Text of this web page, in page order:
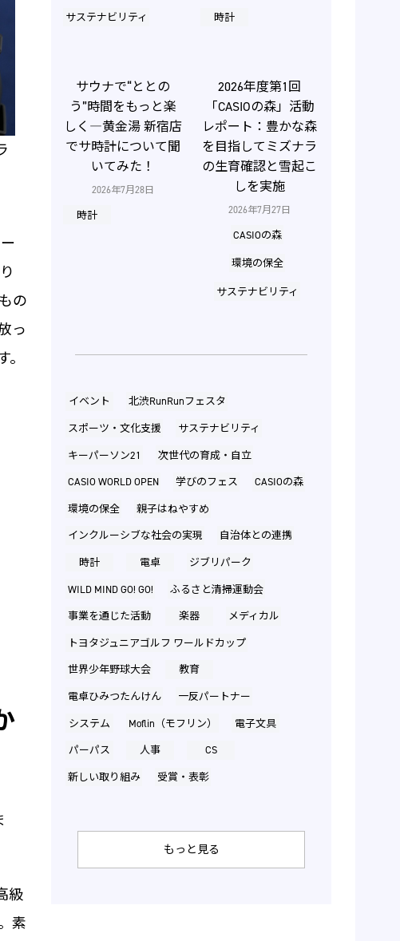
の
っ
級
素
サステナビリティ 時計
2026年7月28日
時計
サウナで“ととの
う”時間をもっと楽
しく―黄金湯 新宿店
でサ時計について聞
いてみた！
2026年7月27日
CASIOの森
環境の保全
サステナビリティ
2026年度第1回
「CASIOの森」活動
レポート：豊かな森
を目指してミズナラ
の生育確認と雪起こ
しを実施
イベント
北渋RunRunフェスタ
スポーツ・文化支援
サステナビリティ
キーパーソン21
次世代の育成・自立
CASIO WORLD OPEN
学びのフェス
CASIOの森
環境の保全
親子はねやすめ
インクルーシブな社会の実現
自治体との連携
時計
電卓
ジブリパーク
WILD MIND GO! GO!
ふるさと清掃運動会
事業を通じた活動
楽器
メディカル
トヨタジュニアゴルフ ワールドカップ
世界少年野球大会
教育
電卓ひみつたんけん
一反パートナー
システム
Moflin（モフリン）
電子文具
パーパス
人事
CS
新しい取り組み
受賞・表彰
もっと見る